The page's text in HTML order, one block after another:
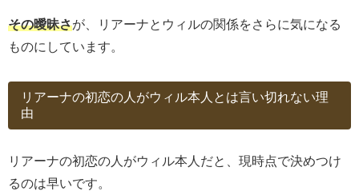
その曖昧さが、リアーナとウィルの関係をさらに気になる
ものにしています。
リアーナの初恋の人がウィル本人とは言い切れない理
由
リアーナの初恋の人がウィル本人だと、現時点で決めつけ
るのは早いです。